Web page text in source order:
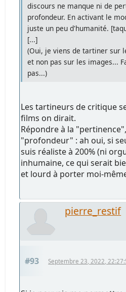
discours ne manque ni de
profondeur. En activant le
juste un peu d'humanité.
[...]
(Oui, je viens de tartiner sur
et non pas sur les images...
pas...)
Les tartineurs de critique
films on dirait.
Répondre à la
"profondeur" : ah oui, si
suis réaliste à 200% (ni
inhumaine, ce qui serait
et lourd à porter moi-
pierre_restif
#93 Septembre 23, 2022,